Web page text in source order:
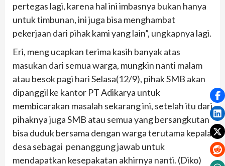
pertegas lagi, karena hal ini imbasnya bukan hanya
untuk timbunan, ini juga bisa menghambat
pekerjaan dari pihak kami yang lain”, ungkapnya lagi.
Eri, meng ucapkan terima kasih banyak atas
masukan dari semua warga, mungkin nanti malam
atau besok pagi hari Selasa(12/9), pihak SMB akan
dipanggil ke kantor PT Adikarya untuk
membicarakan masalah sekarang ini, setelah itu dari
pihaknya juga SMB atau semua yang bersangkutan
bisa duduk bersama dengan warga terutama kepala
desa sebagai penanggung jawab untuk
mendapatkan kesepakatan akhirnya nanti. (Diko)